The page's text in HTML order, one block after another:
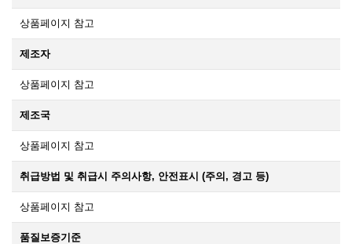
상품페이지 참고
제조자
상품페이지 참고
제조국
상품페이지 참고
취급방법 및 취급시 주의사항, 안전표시 (주의, 경고 등)
상품페이지 참고
품질보증기준